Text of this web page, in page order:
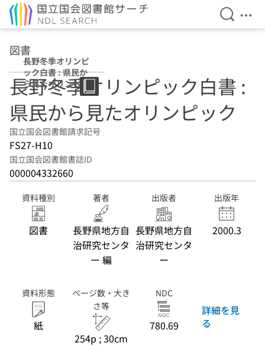
検索を
メ
図書
長野冬季オリンピ
ック白書 : 県民か
ら見たオリンピッ
ク
長野冬季オリンピック白書 :
県民から見たオリンピック
国立国会図書館請求記号
FS27-H10
国立国会図書館書誌ID
000004332660
資料種別
図書
著者
長野県地方自
治研究センタ
ー 編
出版者
長野県地方自
治研究センタ
ー
出版年
2000.3
資料形態
紙
ページ数・大き
さ等
254p ; 30cm
NDC
780.69
詳細を見
る